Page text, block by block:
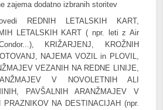
zajema dodatno izbranih storitev
REDNIH LETALSKIH KART,
LETALSKIH KART ( npr. leti z Air
KRIŽARJENJ, KROŽNIH
NAJEMA VOZIL in PLOVIL,
VEZANIH NA REDNE LINIJE,
V NOVOLETNIH ALI
PAVŠALNIH ARANŽMAJEV V
NA DESTINACIJAH (npr.